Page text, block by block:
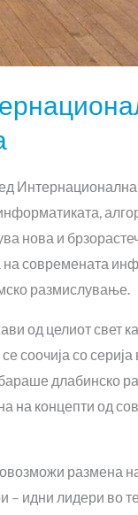
нова и
на современата
размислување.
од целиот свет
соочија со серија
длабинско
на концепти од
размена
– идни лидери во